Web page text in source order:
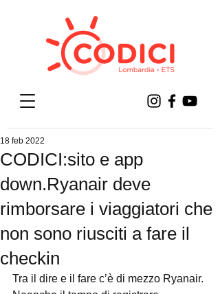
CODICI:sito e app
down.Ryanair deve
rimborsare i viaggiatori che
non sono riusciti a fare il
checkin
18 feb 2022
Tra il dire e il fare c’è di mezzo Ryanair.